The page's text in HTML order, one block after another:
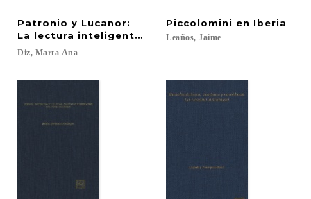
Patronio y Lucanor:
La lectura inteligente en "El tiempo que es turbio"
Diz, Marta Ana
Piccolomini en Iberia
Leaños, Jaime